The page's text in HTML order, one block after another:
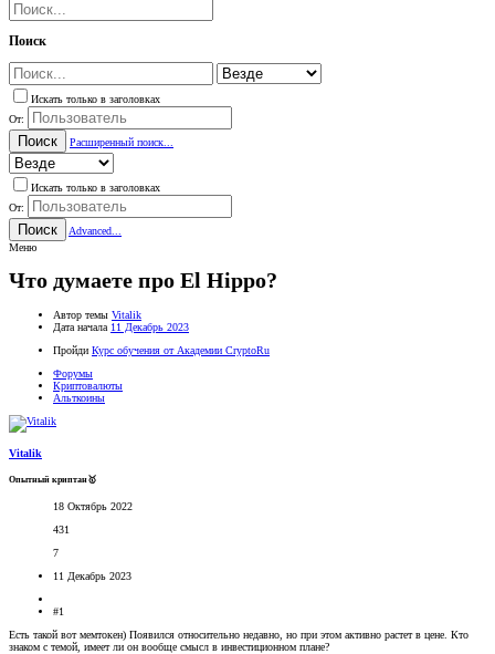
Поиск
Искать только в заголовках
От:
Поиск Расширенный поиск...
Искать только в заголовках
От:
Поиск
Advanced...
Меню
Что думаете про El Hippo?
Автор темы Vitalik
Дата начала 11 Декабрь 2023
Пройди Курс обучения от Академии CryptoRu
Форумы
Криптовалюты
Альткоины
Vitalik
Опытный криптан🥇
18 Октябрь 2022
431
7
11 Декабрь 2023
#1
Есть такой вот мемтокен) Появился относительно недавно, но при этом активно растет в цене. Кто
знаком с темой, имеет ли он вообще смысл в инвестиционном плане?